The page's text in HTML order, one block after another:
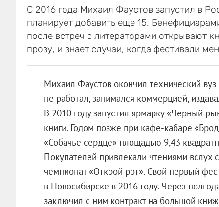
С 2016 года Михаил Фаустов запустил в
планирует добавить еще 15.
после встреч с литераторами открывают
прозу, и знает случаи, когда фестивали
Михаил Фаустов окончил технический
не работал, занимался коммерцией,
В 2010 году запустил ярмарку «Черный
книги. Годом позже при кафе-кабаре
«Собачье сердце» площадью 9,43
Покупателей привлекали чтениями вслух
чемпионат «Открой рот». Свой первый
в Новосибирске в 2016 году. Через
заключил с ним контракт на большой